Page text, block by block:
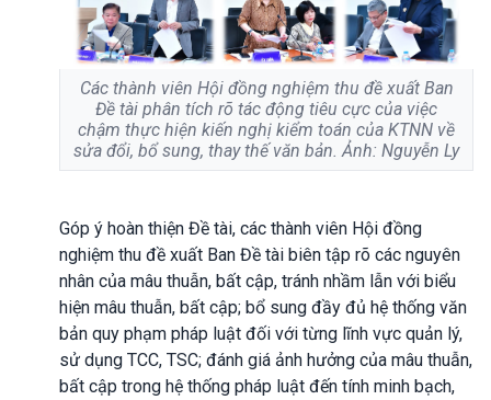
Các thành viên Hội đồng nghiệm thu đề xuất Ban
Đề tài phân tích rõ tác động tiêu cực của việc
chậm thực hiện kiến nghị kiểm toán của KTNN về
sửa đổi, bổ sung, thay thế văn bản. Ảnh: Nguyễn Ly
Góp ý hoàn thiện Đề tài, các thành viên Hội đồng
nghiệm thu đề xuất Ban Đề tài biên tập rõ các nguyên
nhân của mâu thuẫn, bất cập, tránh nhầm lẫn với biểu
hiện mâu thuẫn, bất cập; bổ sung đầy đủ hệ thống văn
bản quy phạm pháp luật đối với từng lĩnh vực quản lý,
sử dụng TCC, TSC; đánh giá ảnh hưởng của mâu thuẫn,
bất cập trong hệ thống pháp luật đến tính minh bạch,